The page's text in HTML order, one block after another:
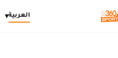
العربية▾